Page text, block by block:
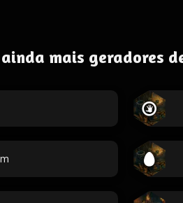
ainda mais geradores